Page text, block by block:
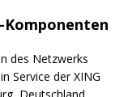
Komponenten
des Netzwerks
Service der XING